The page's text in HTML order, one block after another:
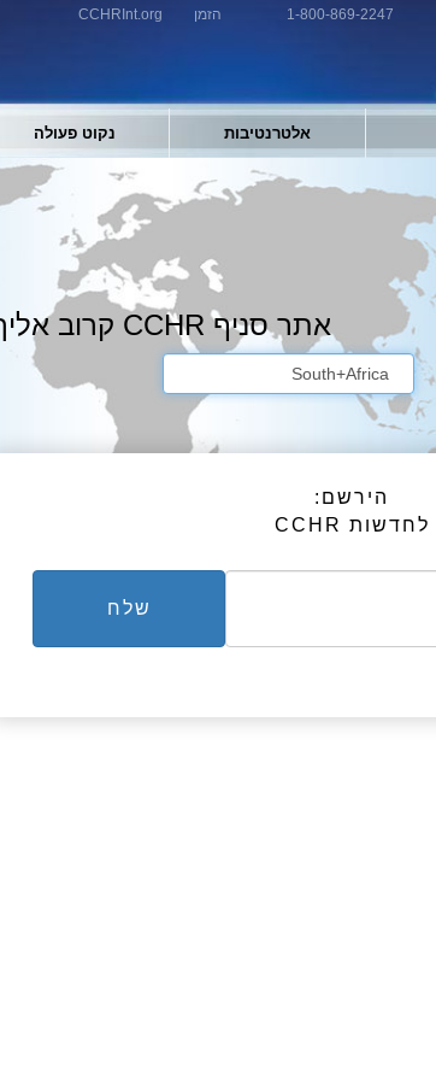
1-800-869-2247 הזמן CCHRInt.org
אלטרנטיבות נקוט פעולה
אתר סניף CCHR קרוב אליך
הירשם:
לחדשות CCHR
שלח